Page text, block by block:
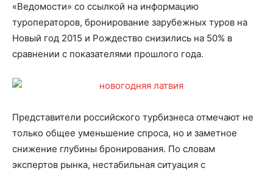
«Ведомости» со ссылкой на информацию
туроператоров, бронирование зарубежных туров на
Новый год 2015 и Рождество снизились на 50% в
сравнении с показателями прошлого года.
Представители российского турбизнеса отмечают не
только общее уменьшение спроса, но и заметное
снижение глубины бронирования. По словам
экспертов рынка, нестабильная ситуация с